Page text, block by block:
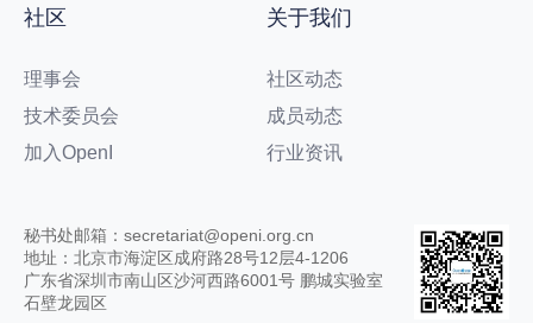
社区
理事会
技术委员会
加入OpenI
关于我们
社区动态
成员动态
行业资讯
秘书处邮箱：secretariat@openi.org.cn
地址：北京市海淀区成府路28号12层4-1206
广东省深圳市南山区沙河西路6001号 鹏城实验室
石壁龙园区